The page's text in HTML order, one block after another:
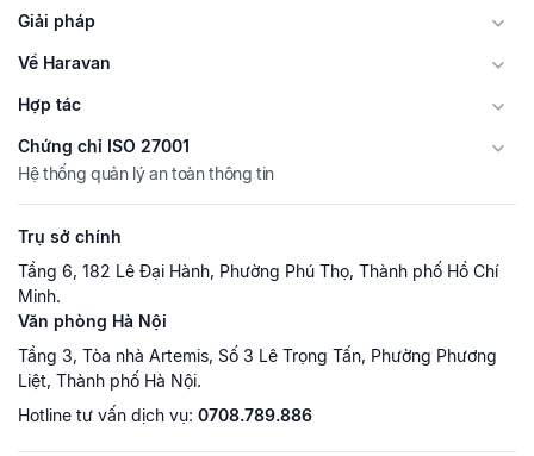
Giải pháp
Về Haravan
Hợp tác
Chứng chỉ ISO 27001
Hệ thống quản lý an toàn thông tin
Trụ sở chính
Tầng 6, 182 Lê Đại Hành, Phường Phú Thọ, Thành phố Hồ Chí
Minh.
Văn phòng Hà Nội
Tầng 3, Tòa nhà Artemis, Số 3 Lê Trọng Tấn, Phường Phương
Liệt, Thành phố Hà Nội.
Hotline tư vấn dịch vụ: 0708.789.886